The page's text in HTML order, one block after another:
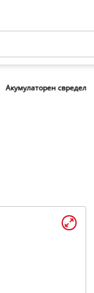
Акумулаторен свредел